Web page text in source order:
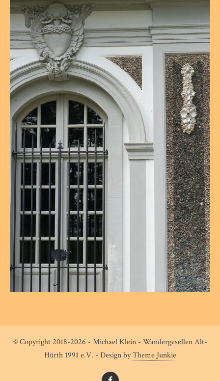
© Copyright 2018-2026 - Michael Klein - Wandergesellen Alt-
Hürth 1991 e.V. - Design byTheme Junkie